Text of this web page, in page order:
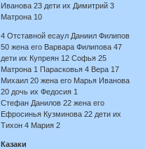
Иванова 23 дети их Димитрий 3
Матрона 10
4 Отставной есаул Даниил Филипов
50 жена его Варвара Филипова 47
дети их Купреян 12 Софья 25
Матрона 1 Парасковья 4 Вера 17
Михаил 20 жена его Марья Иванова
20 дочь их Федосия 1
Стефан Данилов 22 жена его
Ефросинья Кузминова 22 дети их
Тихон 4 Мария 2
Казаки